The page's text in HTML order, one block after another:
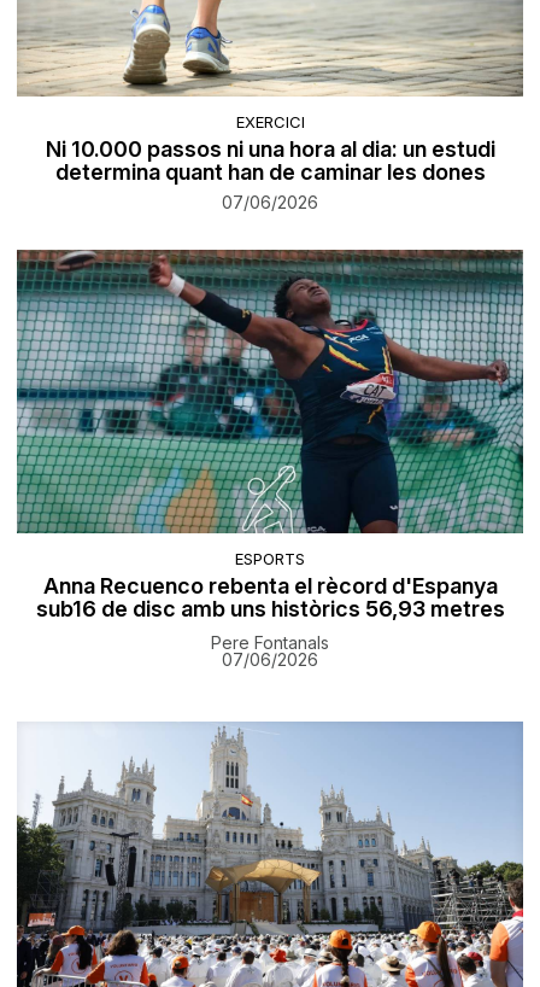
EXERCICI
Ni 10.000 passos ni una hora al dia: un estudi
determina quant han de caminar les dones
07/06/2026
ESPORTS
Anna Recuenco rebenta el rècord d'Espanya
sub16 de disc amb uns històrics 56,93 metres
Pere Fontanals
07/06/2026